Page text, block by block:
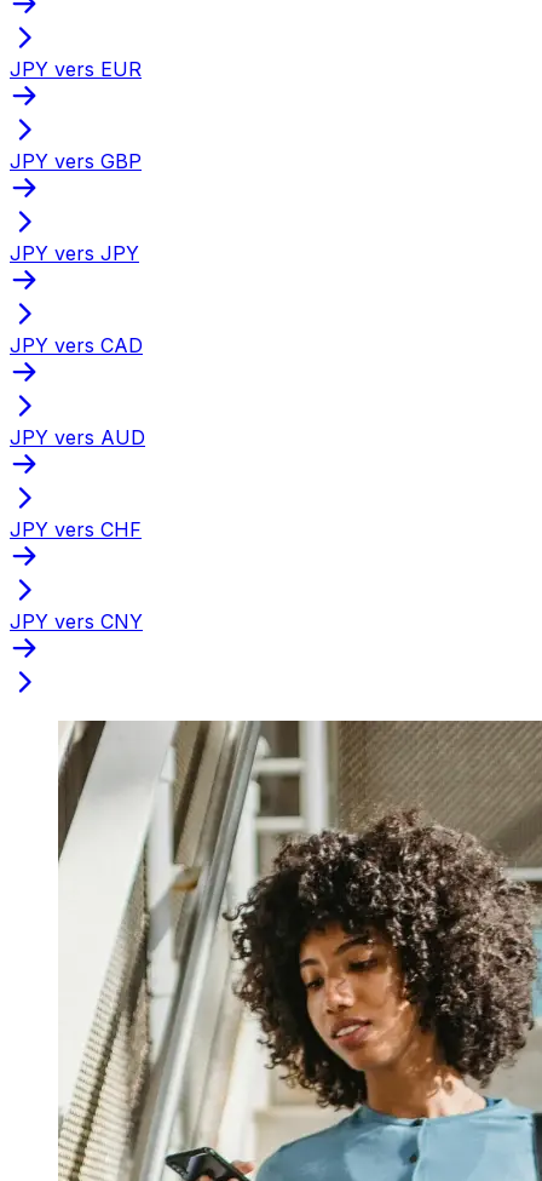
JPY vers EUR
JPY vers GBP
JPY vers JPY
JPY vers CAD
JPY vers AUD
JPY vers CHF
JPY vers CNY